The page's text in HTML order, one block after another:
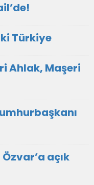
Türkiye
Ahlak, Maşeri
açık